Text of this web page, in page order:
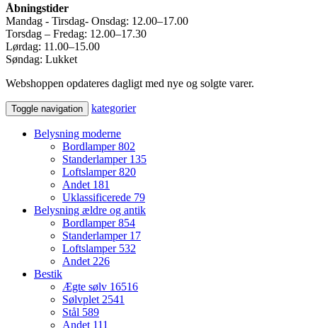
Åbningstider
Mandag - Tirsdag- Onsdag: 12.00–17.00
Torsdag – Fredag: 12.00–17.30
Lørdag: 11.00–15.00
Søndag: Lukket
Webshoppen opdateres dagligt med nye og solgte varer.
Toggle navigation kategorier
Belysning moderne
Bordlamper802
Standerlamper 135
Loftslamper820
Andet 181
Uklassificerede 79
Belysning ældre og antik
Bordlamper854
Standerlamper 17
Loftslamper 532
Andet226
Bestik
Ægte sølv 16516
Sølvplet2541
Stål 589
Andet 111